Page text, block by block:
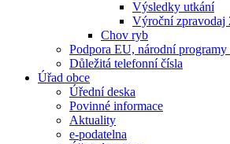
Výsledky utkání
Výroční zpravodaj
Chov ryb
Podpora EU, národní programy
Důležitá telefonní čísla
Úřad obce
Úřední deska
Povinné informace
Aktuality
e-podatelna